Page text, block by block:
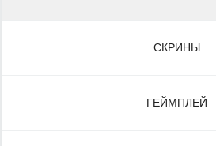
СКРИНЫ
ГЕЙМПЛЕЙ